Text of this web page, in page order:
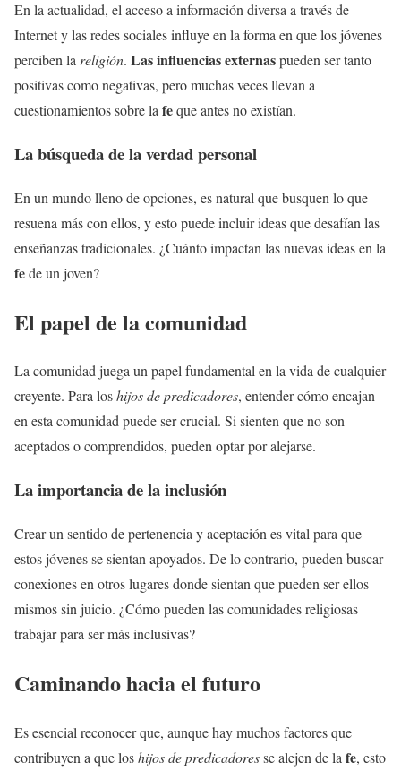
En la actualidad, el acceso a información diversa a través de
Internet y las redes sociales influye en la forma en que los jóvenes
perciben la religión. Las influencias externaspueden ser tanto
positivas como negativas, pero muchas veces llevan a
cuestionamientos sobre la feque antes no existían.
La búsqueda de la verdad personal
En un mundo lleno de opciones, es natural que busquen lo que
resuena más con ellos, y esto puede incluir ideas que desafían las
enseñanzas tradicionales. ¿Cuánto impactan las nuevas ideas en la
fede un joven?
El papel de la comunidad
La comunidad juega un papel fundamental en la vida de cualquier
creyente. Para loshijos de predicadores, entender cómo encajan
en esta comunidad puede ser crucial. Si sienten que no son
aceptados o comprendidos, pueden optar por alejarse.
La importancia de la inclusión
Crear un sentido de pertenencia y aceptación es vital para que
estos jóvenes se sientan apoyados. De lo contrario, pueden buscar
conexiones en otros lugares donde sientan que pueden ser ellos
mismos sin juicio. ¿Cómo pueden las comunidades religiosas
trabajar para ser más inclusivas?
Caminando hacia el futuro
Es esencial reconocer que, aunque hay muchos factores que
contribuyen a que loshijos de predicadoresse alejen de la fe, esto